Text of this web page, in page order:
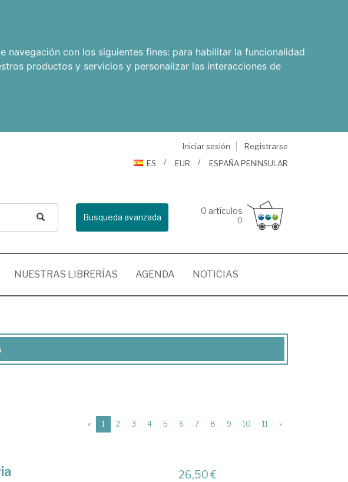
navegación con los siguientes fines: para habilitar la funcionalidad
productos y servicios y personalizar las interacciones de
Iniciar sesión
Registrarse
ES
EUR ESPAÑA PENINSULAR
Busqueda avanzada
0 artículos
0
NUESTRAS LIBRERÍAS AGENDA NOTICIAS
« 1 (current)
2 3 4 5 6 7 8 9 10 11 »
26,50 €